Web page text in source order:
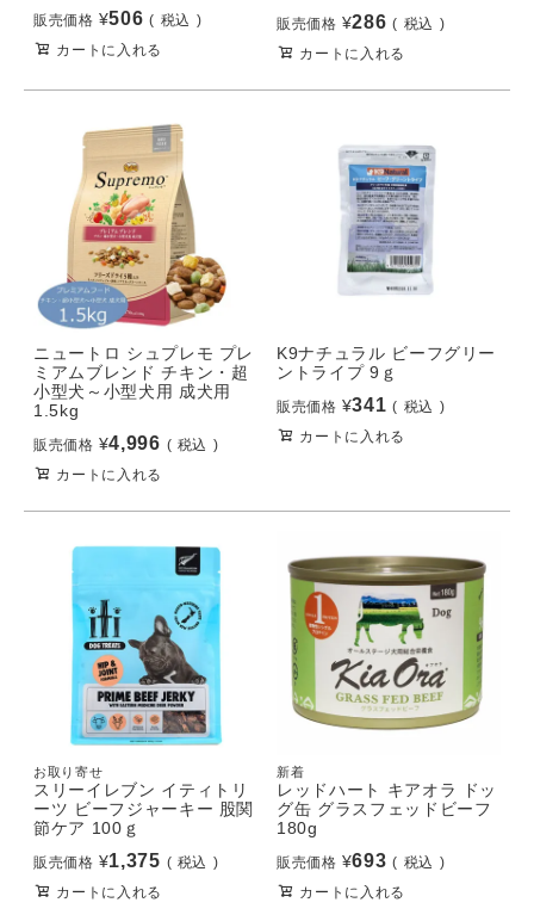
販売価格 ¥506
税込
カートに入れる
販売価格 ¥286
税込
カートに入れる
ニュートロ シュプレモ プレ
ミアムブレンド チキン・超
小型犬～小型犬用 成犬用
1.5kg
販売価格 ¥4,996
税込
カートに入れる
K9ナチュラル ビーフグリー
ントライプ 9ｇ
販売価格 ¥341
税込
カートに入れる
お取り寄せ
スリーイレブン イティトリ
ーツ ビーフジャーキー 股関
節ケア 100ｇ
販売価格 ¥1,375
税込
カートに入れる
新着
レッドハート キアオラ ドッ
グ缶 グラスフェッドビーフ
180g
販売価格 ¥693
税込
カートに入れる